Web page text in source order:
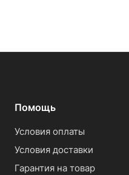
Помощь
Условия оплаты
Условия доставки
Гарантия на товар